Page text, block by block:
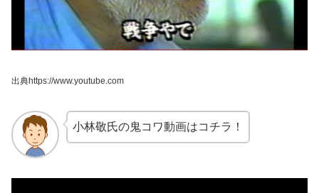
出典https://www.youtube.com
小林敬氏の鬼コワ動画はコチラ！